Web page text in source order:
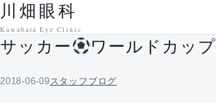
本文へ移動
川畑眼科
Kawabata Eye Clinic
サッカー ワールドカップ
2018-06-09 スタッフブログ